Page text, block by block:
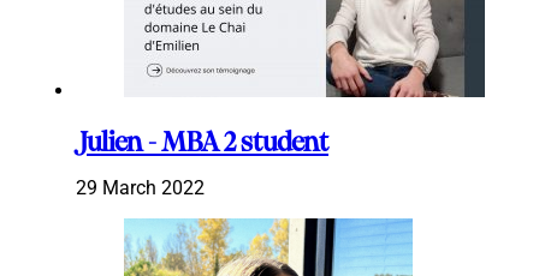
Julien - MBA 2 student
29 March 2022